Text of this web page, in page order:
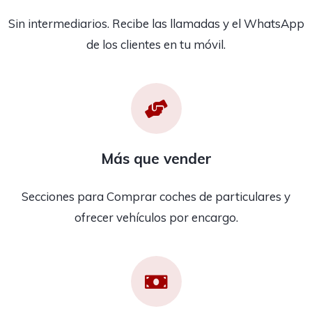
Sin intermediarios. Recibe las llamadas y el WhatsApp
de los clientes en tu móvil.
Más que vender
Secciones para Comprar coches de particulares y
ofrecer vehículos por encargo.